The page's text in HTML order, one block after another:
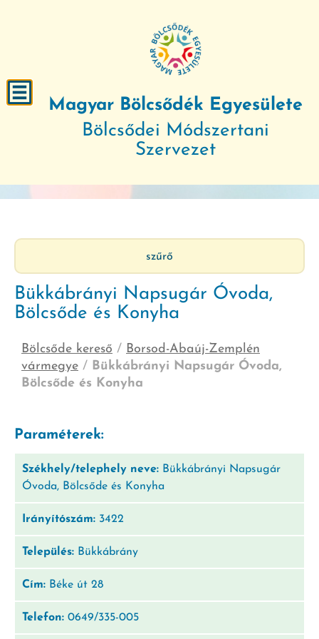
Magyar Bölcsődék Egyesülete
Bölcsődei Módszertani
Szervezet
szűrő
Bükkábrányi Napsugár Óvoda,
Bölcsőde és Konyha
Bölcsőde kereső / Borsod-Abaúj-Zemplén
vármegye / Bükkábrányi Napsugár Óvoda,
Bölcsőde és Konyha
Paraméterek:
Székhely/telephely neve: Bükkábrányi Napsugár
Óvoda, Bölcsőde és Konyha
Irányítószám: 3422
Település: Bükkábrány
Cím: Béke út 28
Telefon: 0649/335-005